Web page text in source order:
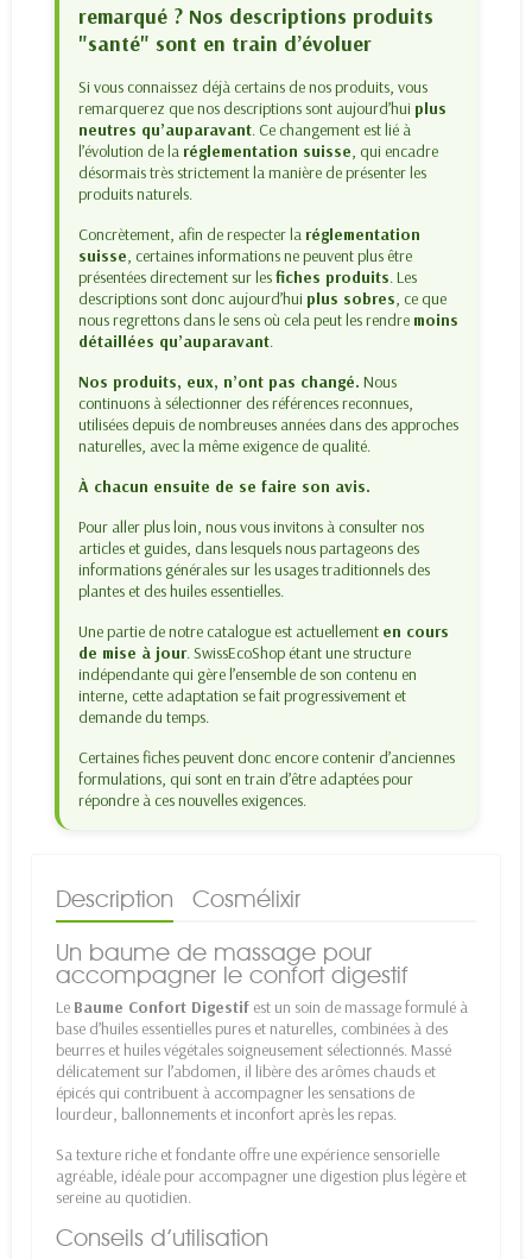
remarqué ? Nos descriptions produits
"santé" sont en train d’évoluer
Si vous connaissez déjà certains de nos produits, vous
remarquerez que nos descriptions sont aujourd’hui plus
neutres qu’auparavant. Ce changement est lié à
l’évolution de la réglementation suisse, qui encadre
désormais très strictement la manière de présenter les
produits naturels.
Concrètement, afin de respecter la réglementation
suisse, certaines informations ne peuvent plus être
présentées directement sur lesfiches produits. Les
descriptions sont donc aujourd’hui plus sobres, ce que
nous regrettons dans le sens où cela peut les rendre moins
détaillées qu’auparavant.
Nos produits, eux, n’ont pas changé. Nous
continuons à sélectionner des références reconnues,
utilisées depuis de nombreuses années dans des approches
naturelles, avec la même exigence de qualité.
À chacun ensuite de se faire son avis.
Pour aller plus loin, nous vous invitons à consulter nos
articles et guides, dans lesquels nous partageons des
informations générales sur les usages traditionnels des
plantes et des huiles essentielles.
Une partie de notre catalogue est actuellement en cours
de mise à jour. SwissEcoShop étant une structure
indépendante qui gère l’ensemble de son contenu en
interne, cette adaptation se fait progressivement et
demande du temps.
Certaines fiches peuvent donc encore contenir d’anciennes
formulations, qui sont en train d’être adaptées pour
répondre à ces nouvelles exigences.
Description
Cosmélixir
Un baume de massage pour
accompagner le confort digestif
Le Baume Confort Digestif est un soin de massage formulé à
base d’huiles essentielles pures et naturelles, combinées à des
beurres et huiles végétales soigneusement sélectionnés. Massé
délicatement sur l’abdomen, il libère des arômes chauds et
épicés qui contribuent à accompagner les sensations de
lourdeur, ballonnements et inconfort après les repas.
Sa texture riche et fondante offre une expérience sensorielle
agréable, idéale pour accompagner une digestion plus légère et
sereine au quotidien.
Conseils d’utilisation